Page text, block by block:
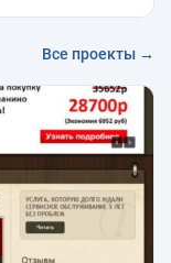
Все проекты →